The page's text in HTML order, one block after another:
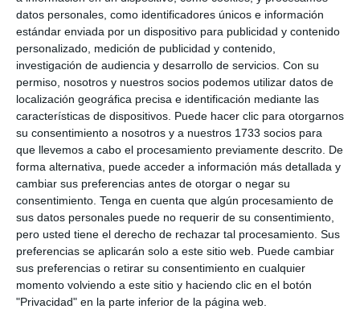
datos personales, como identificadores únicos e información
estándar enviada por un dispositivo para publicidad y contenido
personalizado, medición de publicidad y contenido,
investigación de audiencia y desarrollo de servicios. Con su
permiso, nosotros y nuestros socios podemos utilizar datos de
localización geográfica precisa e identificación mediante las
características de dispositivos. Puede hacer clic para otorgarnos
su consentimiento a nosotros y a nuestros 1733 socios para
que llevemos a cabo el procesamiento previamente descrito. De
forma alternativa, puede acceder a información más detallada y
cambiar sus preferencias antes de otorgar o negar su
consentimiento. Tenga en cuenta que algún procesamiento de
sus datos personales puede no requerir de su consentimiento,
pero usted tiene el derecho de rechazar tal procesamiento. Sus
preferencias se aplicarán solo a este sitio web. Puede cambiar
sus preferencias o retirar su consentimiento en cualquier
momento volviendo a este sitio y haciendo clic en el botón
"Privacidad" en la parte inferior de la página web.
¿Cuanto cuesta?
Español
Iniciar sesión
configurar tu club.
¿Necesitas ayuda? Crear perfil
¿Cuanto cuesta?
¿Qué necesidades tiene tu club? ¿Suscripción básica o
PRO?
Detalles de precios